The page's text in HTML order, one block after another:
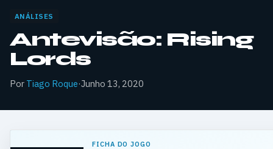
ANÁLISES
Antevisão: Rising
Lords
Por Tiago Roque·Junho 13, 2020
FICHA DO JOGO